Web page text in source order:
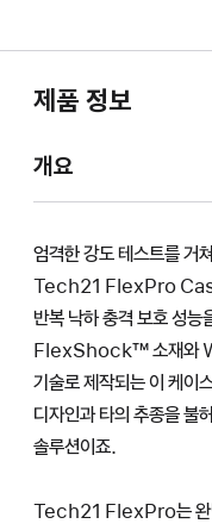
제품 정보
개요
엄격한 강도 테스트를 거
Tech21 FlexPro
반복 낙하 충격 보호 성
FlexShock™ 소재
기술로 제작되는 이 케
디자인과 타의 추종을 불
솔루션이죠.
Tech21 FlexPro는 완